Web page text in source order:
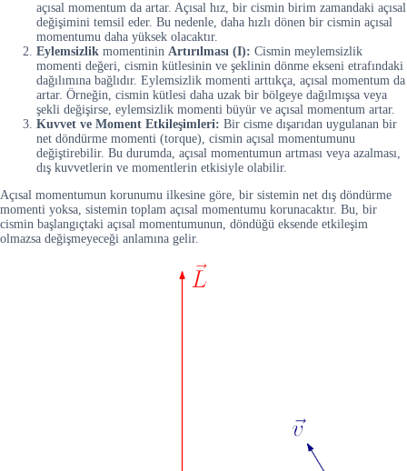
açısal momentum da artar. Açısal hız, bir cismin birim zamandaki açısal
değişimini temsil eder. Bu nedenle, daha hızlı dönen bir cismin açısal
momentumu daha yüksek olacaktır.
Eylemsizlik momentinin Artırılması (I): Cismin meylemsizlik
momenti değeri, cismin kütlesinin ve şeklinin dönme ekseni etrafındaki
dağılımına bağlıdır. Eylemsizlik momenti arttıkça, açısal momentum da
artar. Örneğin, cismin kütlesi daha uzak bir bölgeye dağılmışsa veya
şekli değişirse, eylemsizlik momenti büyür ve açısal momentum artar.
Kuvvet ve Moment Etkileşimleri: Bir cisme dışarıdan uygulanan bir
net döndürme momenti (torque), cismin açısal momentumunu
değiştirebilir. Bu durumda, açısal momentumun artması veya azalması,
dış kuvvetlerin ve momentlerin etkisiyle olabilir.
Açısal momentumun korunumu ilkesine göre, bir sistemin net dış döndürme
momenti yoksa, sistemin toplam açısal momentumu korunacaktır. Bu, bir
cismin başlangıçtaki açısal momentumunun, döndüğü eksende etkileşim
olmazsa değişmeyeceği anlamına gelir.